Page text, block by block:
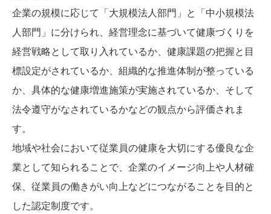
企業の規模に応じて「大規模法人部門」と「中小規模法
人部門」に分けられ、経営理念に基づいて健康づくりを
経営戦略として取り入れているか、健康課題の把握と目
標設定がされているか、組織的な推進体制が整っている
か、具体的な健康増進施策が実施されているか、そして
法令遵守がなされているかなどの観点から評価されま
す。
地域や社会において従業員の健康を大切にする優良な企
業として知られることで、企業のイメージ向上や人材確
保、従業員の働きがい向上などにつながることを目的と
した認定制度です。